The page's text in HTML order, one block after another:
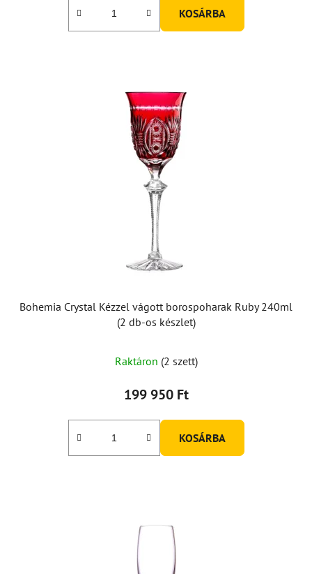
KOSÁRBA
Bohemia Crystal Kézzel vágott borospoharak Ruby 240ml
(2 db-os készlet)
Raktáron (2 szett)
199 950 Ft
KOSÁRBA